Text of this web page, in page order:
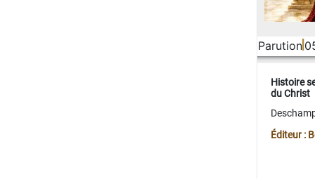
Parution
Histoire
du Christ
Éditeur :